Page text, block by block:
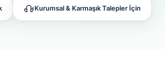
Kurumsal & Karmaşık Talepler İçin